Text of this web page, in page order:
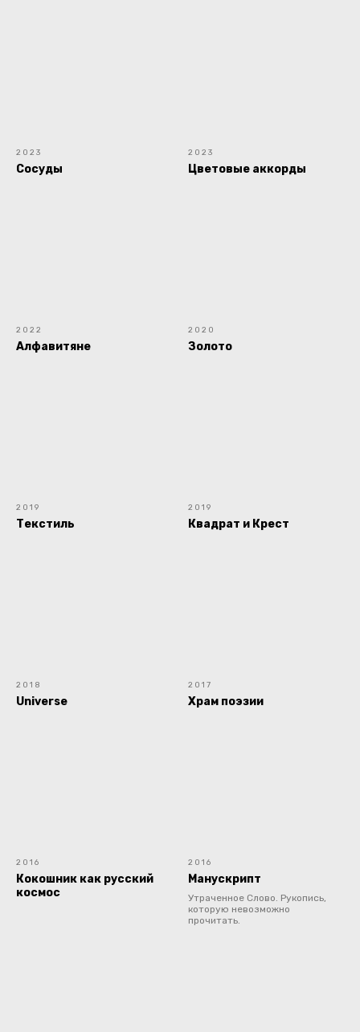
2023
Сосуды
2023
Цветовые аккорды
2022
Алфавитяне
2020
Золото
2019
Текстиль
2019
Квадрат и Крест
2018
Universe
2017
Храм поэзии
2016
Кокошник как русский
космос
2016
Манускрипт
Утраченное Слово. Рукопись,
которую невозможно
прочитать.